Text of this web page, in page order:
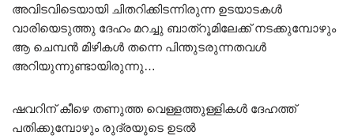
അവിടവിടെയായി ചിതറിക്കിടന്നിരുന്ന ഉടയാടകൾ
വാരിയെടുത്തു ദേഹം മറച്ചു ബാത്‌റൂമിലേക്ക് നടക്കുമ്പോഴും
ആ ചെമ്പൻ മിഴികൾ തന്നെ പിന്തുടരുന്നതവൾ
അറിയുന്നുണ്ടായിരുന്നു…
ഷവറിന് കീഴെ തണുത്ത വെള്ളത്തുള്ളികൾ ദേഹത്ത്
പതിക്കുമ്പോഴും രുദ്രയുടെ ഉടൽ